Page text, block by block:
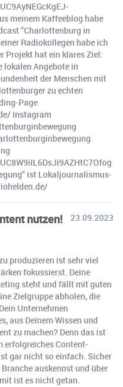
meinem Kaffeeblog habe
"Charlottenburg in
Radiokollegen habe ich
Projekt hat ein klares Ziel:
lokalen Angebote in
der Menschen mit
zu echten
Page
Instagram
ist Lokaljournalismus-
nutzen!
23.09.2023
produzieren ist sehr viel
fokussierst. Deine
steht und fällt mit guten
Zielgruppe abholen, die
Unternehmen
aus Deinem Wissen und
zu machen? Denn das ist
erfolgreiches Content-
gar nicht so einfach. Sicher
auskennst und über
ist es nicht getan.